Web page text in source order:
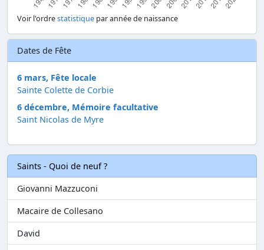
Voir l'ordrestatistique par année de naissance
Dates de Fête
6 mars, Fête locale
Sainte Colette de Corbie
6 décembre, Mémoire facultative
Saint Nicolas de Myre
Saints - Quoi de neuf ?
Giovanni Mazzuconi
Macaire de Collesano
David